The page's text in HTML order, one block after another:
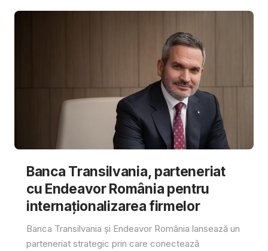
Banca Transilvania, parteneriat
cu Endeavor România pentru
internaționalizarea firmelor
Banca Transilvania și Endeavor România lansează un
parteneriat strategic prin care conectează